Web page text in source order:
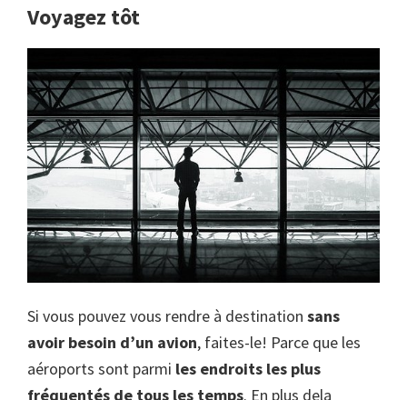
Voyagez tôt
Si vous pouvez vous rendre à destination sans
avoir besoin d’un avion, faites-le! Parce que les
aéroports sont parmi les endroits les plus
fréquentés de tous les temps. En plus dela